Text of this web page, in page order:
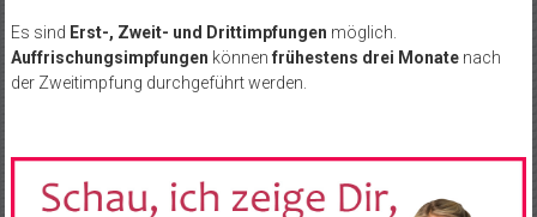
Es sind Erst-, Zweit- und Drittimpfungen möglich.
Auffrischungsimpfungen können frühestens drei Monatenach
der Zweitimpfung durchgeführt werden.